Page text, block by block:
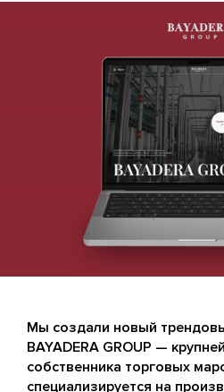
Мы создали новый
BAYADERA GROUP —
собственника торговых
специализируется на